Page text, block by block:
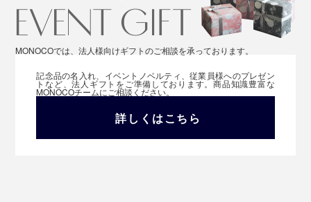
MONOCOでは、法人様向けギフトのご相談を承っております。
記念品の名入れ、イベントノベルティ、従業員様へのプレゼン
トなど、法人ギフトをご準備しております。商品知識豊富な
MONOCOチームにご相談ください。
詳しくはこちら